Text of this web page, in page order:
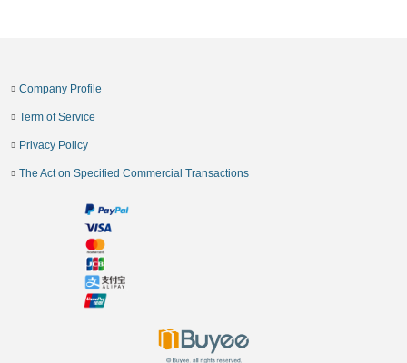
Company Profile
Term of Service
Privacy Policy
The Act on Specified Commercial Transactions